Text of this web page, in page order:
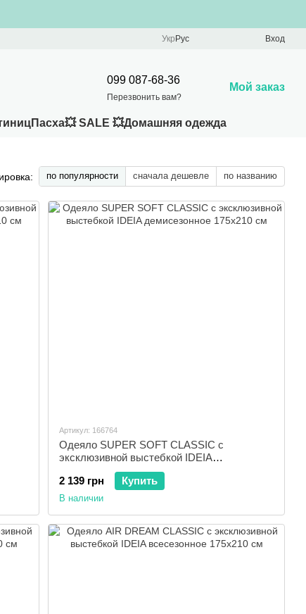
Укр Рус Вход
099 087-68-36
Перезвонить вам?
Мой заказ
Пасха💥 SALE 💥Домашняя одежда
по популярности сначала дешевле по названию
Артикул: 166764
Одеяло SUPER SOFT CLASSIC с
эксклюзивной выстебкой IDEIA
демисезонное 175x210 см
2 139 грн
Купить
В наличии